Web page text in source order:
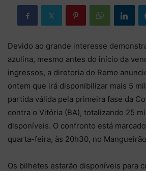
Devido ao grande interesse
azulina, mesmo antes do início da
ingressos, a diretoria do Remo
ontem que irá disponibilizar mais 5
partida válida pela primeira fase da
contra o Vitória (BA), totalizando 25
disponíveis. O confronto está
quarta-feira, às 20h30, no
Os bilhetes estarão disponíveis para